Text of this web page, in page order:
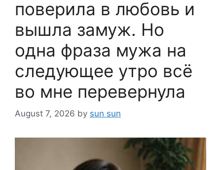
поверила в любовь и
вышла замуж. Но
одна фраза мужа на
следующее утро всё
во мне перевернула
August 7, 2026 by sun sun